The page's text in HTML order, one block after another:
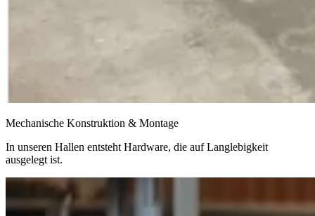
Mechanische Konstruktion & Montage
In unseren Hallen entsteht Hardware, die auf Langlebigkeit
ausgelegt ist.